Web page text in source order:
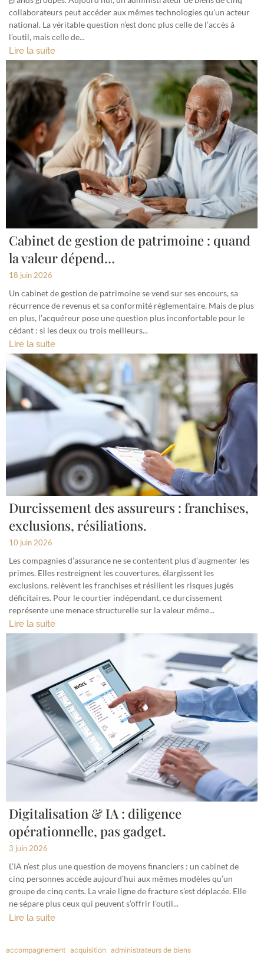
collaborateurs peut accéder aux mêmes technologies qu’un acteur
national. La véritable question n’est donc plus celle de l’accès à
l’outil, mais celle de...
Lire la suite
Cabinet de gestion de patrimoine : quand
la valeur dépend…
18 juin 2026
Un cabinet de gestion de patrimoine se vend sur ses encours, sa
récurrence de revenus et sa conformité réglementaire. Mais de plus
en plus, l’acquéreur pose une question plus inconfortable pour le
cédant : si les deux ou trois meilleurs...
Lire la suite
Durcissement des assureurs : franchises,
exclusions, résiliations.
10 juin 2026
Les compagnies d’assurance ne se contentent plus d’augmenter les
primes. Elles restreignent les couvertures, élargissent les
exclusions, relèvent les franchises et résilient les risques jugés
déficitaires. Pour le courtier indépendant, ce durcissement
représente une menace structurelle sur la valeur même...
Lire la suite
Digitalisation & IA : diligence
opérationnelle, pas gadget.
3 juin 2026
L’IA n’est plus une question de moyens financiers : un cabinet de
cinq personnes accède aujourd’hui aux mêmes modèles qu’un
groupe de cinq cents. La vraie ligne de fracture s’est déplacée. Elle
ne sépare plus ceux qui peuvent s’offrir l’outil...
Lire la suite
accompagnement acquisition administrateurs de biens